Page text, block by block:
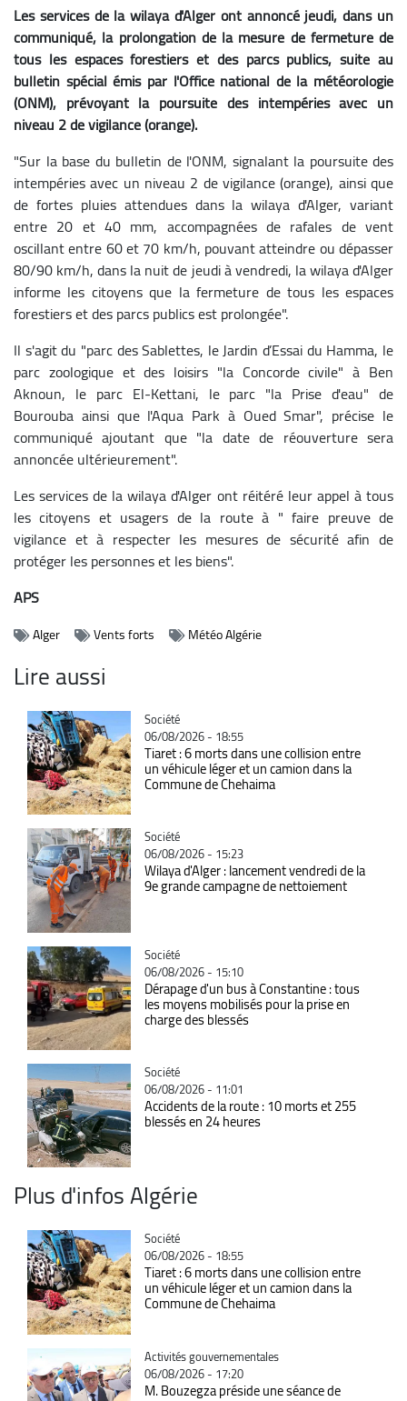
Les services de la wilaya d'Alger ont annoncé jeudi, dans un
communiqué, la prolongation de la mesure de fermeture de
tous les espaces forestiers et des parcs publics, suite au
bulletin spécial émis par l'Office national de la météorologie
(ONM), prévoyant la poursuite des intempéries avec un
niveau 2 de vigilance (orange).
"Sur la base du bulletin de l'ONM, signalant la poursuite des
intempéries avec un niveau 2 de vigilance (orange), ainsi que
de fortes pluies attendues dans la wilaya d'Alger, variant
entre 20 et 40 mm, accompagnées de rafales de vent
oscillant entre 60 et 70 km/h, pouvant atteindre ou dépasser
80/90 km/h, dans la nuit de jeudi à vendredi, la wilaya d'Alger
informe les citoyens que la fermeture de tous les espaces
forestiers et des parcs publics est prolongée".
Il s'agit du "parc des Sablettes, le Jardin d’Essai du Hamma, le
parc zoologique et des loisirs "la Concorde civile" à Ben
Aknoun, le parc El-Kettani, le parc "la Prise d'eau" de
Bourouba ainsi que l'Aqua Park à Oued Smar", précise le
communiqué ajoutant que "la date de réouverture sera
annoncée ultérieurement".
Les services de la wilaya d'Alger ont réitéré leur appel à tous
les citoyens et usagers de la route à " faire preuve de
vigilance et à respecter les mesures de sécurité afin de
protéger les personnes et les biens".
APS
Alger Vents forts Météo Algérie
Lire aussi
Catégorie
Société
06/08/2026 - 18:55
Tiaret : 6 morts dans une collision entre
un véhicule léger et un camion dans la
Commune de Chehaima
Catégorie
Société
06/08/2026 - 15:23
Wilaya d'Alger : lancement vendredi de la
9e grande campagne de nettoiement
Catégorie
Société
06/08/2026 - 15:10
Dérapage d'un bus à Constantine : tous
les moyens mobilisés pour la prise en
charge des blessés
Catégorie
Société
06/08/2026 - 11:01
Accidents de la route : 10 morts et 255
blessés en 24 heures
Plus d'infos Algérie
Catégorie
Société
06/08/2026 - 18:55
Tiaret : 6 morts dans une collision entre
un véhicule léger et un camion dans la
Commune de Chehaima
Catégorie
Activités gouvernementales
06/08/2026 - 17:20
M. Bouzegza préside une séance de